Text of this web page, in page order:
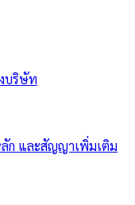
บริษัท
ก และสัญญาเพิ่มเติม